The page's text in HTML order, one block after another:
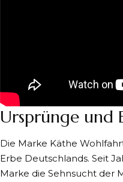
Ursprünge und
Die Marke Käthe
Erbe Deutschlands. Seit
Marke die Sehnsucht der